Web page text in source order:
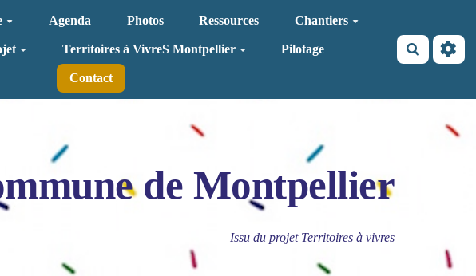
Agenda Photos Ressources Chantiers
Territoires à VivreS Montpellier Pilotage
Contact
de Montpellier
Issu du projet Territoires à vivres